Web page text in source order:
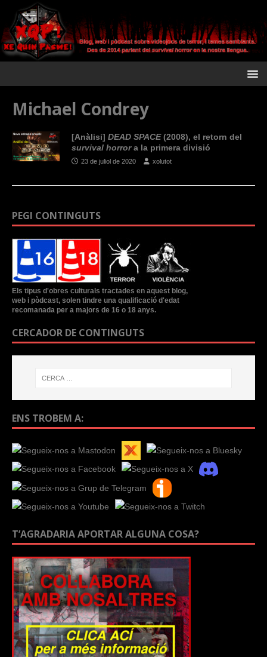
Michael Condrey
[Anàlisi] DEAD SPACE(2008), el retorn del
survival horrora la primera divisió
23 de juliol de 2020 xolutot
PEGI CONTINGUTS
Els tipus d'obres culturals tractades en aquest blog,
web i pòdcast, solen tindre una qualificació d'edat
recomanada per a majors de 16 o 18 anys.
CERCADOR DE CONTINGUTS
ENS TROBEM A:
T’AGRADARIA APORTAR ALGUNA COSA?